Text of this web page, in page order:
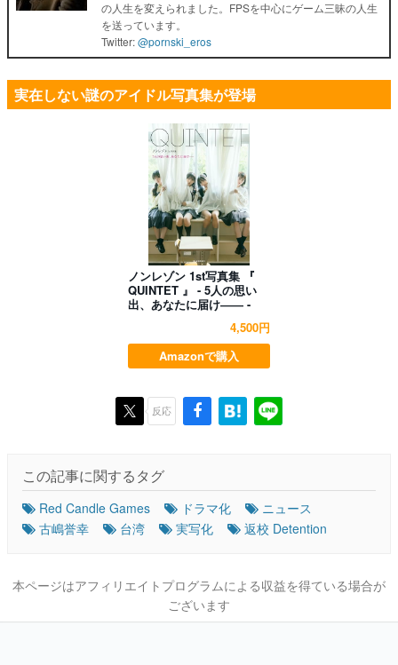
の人生を変えられました。FPSを中心にゲーム三昧の人生
を送っています。
Twitter:@pornski_eros
実在しない謎のアイドル写真集が登場
ノンレゾン 1st写真集 『
QUINTET 』 - 5人の思い
出、あなたに届け―― -
4,500円
Amazonで購入
反応
この記事に関するタグ
Red Candle Games ドラマ化
ニュース
古嶋誉幸
台湾 実写化 返校 Detention
本ページはアフィリエイトプログラムによる収益を得ている場合が
ございます